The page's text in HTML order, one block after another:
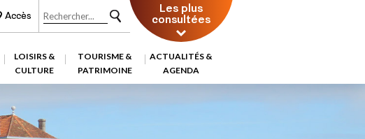
Accès Les plus
consultées
LOISIRS &
CULTURE
TOURISME &
PATRIMOINE
ACTUALITÉS &
AGENDA